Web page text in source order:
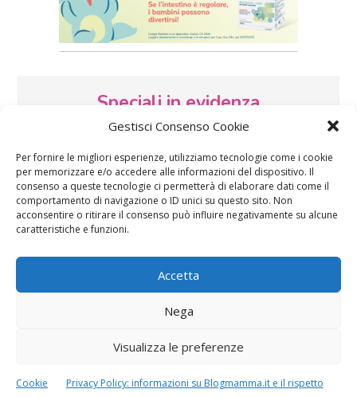
Gestisci Consenso Cookie
Per fornire le migliori esperienze, utilizziamo tecnologie come i cookie
per memorizzare e/o accedere alle informazioni del dispositivo. Il
consenso a queste tecnologie ci permetterà di elaborare dati come il
comportamento di navigazione o ID unici su questo sito. Non
acconsentire o ritirare il consenso può influire negativamente su alcune
caratteristiche e funzioni.
Accetta
Nega
Visualizza le preferenze
Cookie
Privacy Policy: informazioni su Blogmamma.it e il rispetto
Speciali in evidenza
Vaccini
lavoretti, biglietti gravidanza